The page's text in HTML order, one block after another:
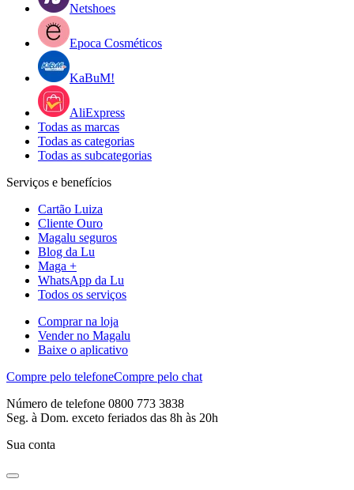
Netshoes
Epoca Cosméticos
KaBuM!
AliExpress
Todas as marcas
Todas as categorias
Todas as subcategorias
Serviços e benefícios
Cartão Luiza
Cliente Ouro
Magalu seguros
Blog da Lu
Maga +
WhatsApp da Lu
Todos os serviços
Comprar na loja
Vender no Magalu
Baixe o aplicativo
Compre pelo telefoneCompre pelo chat
Número de telefone 0800 773 3838
Seg. à Dom. exceto feriados das 8h às 20h
Sua conta